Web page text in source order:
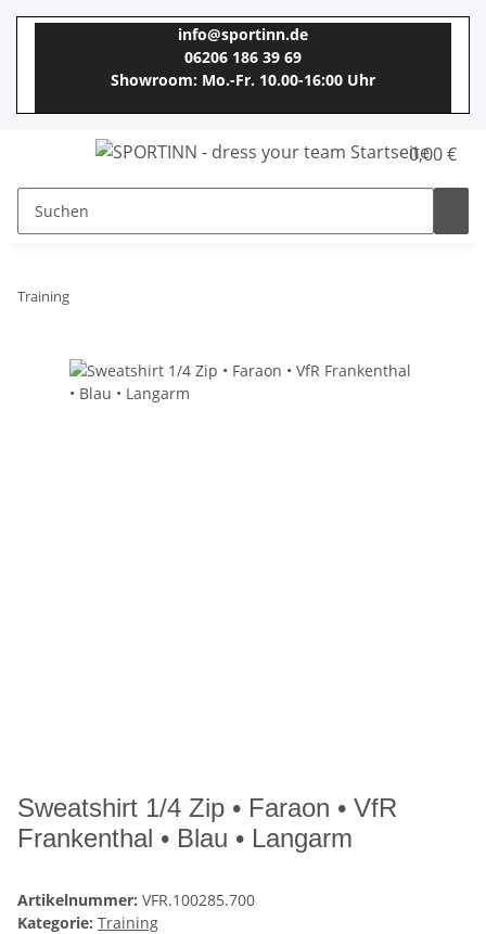
info@sportinn.de
06206 186 39 69
Showroom: Mo.-Fr. 10.00-16:00 Uhr
0,00 €
Training
Sweatshirt 1/4 Zip • Faraon • VfR
Frankenthal • Blau • Langarm
Artikelnummer: VFR.100285.700
Kategorie: Training